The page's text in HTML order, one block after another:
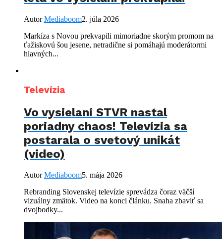
AutorMediaboom2. júla 2026
Markíza s Novou prekvapili mimoriadne skorým promom na
ťažiskovú šou jesene, netradične si pomáhajú moderátormi
hlavných...
Televízia
Vo vysielaní STVR nastal
poriadny chaos! Televízia sa
postarala o svetový unikát
(video)
AutorMediaboom5. mája 2026
Rebranding Slovenskej televízie sprevádza čoraz väčší
vizuálny zmätok. Video na konci článku. Snaha zbaviť sa
dvojbodky...